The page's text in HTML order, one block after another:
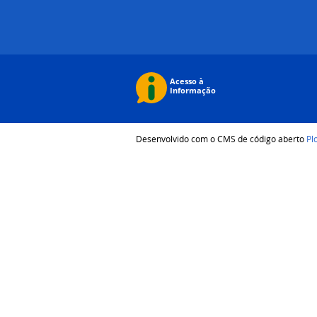
Desenvolvido com o CMS de código aberto